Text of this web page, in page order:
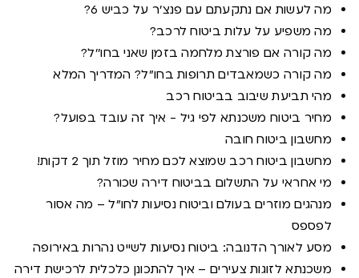
מה לעשות אם נתקעתם עם פנצ'ר על כביש 6?
מה משפיע על עלות ביטוח לרכב?
מה קורה אם פורצת מלחמה בזמן שאני בחו''ל?
מה קורה כשמאבדים תרופות בחו״ל? המדריך המלא
מהי תביעת שיבוב בביטוח רכב
מחיר ביטוח משכנתא לפי גיל - איך זה עובד בפועל?
מחשבון ביטוח חובה
מחשבון ביטוח רכב שמוצא לכם מחיר מוזל תוך 2 דקות!
מי אחראי על התשלום בביטוח דירה שכורה?
מנהגים מוזרים בעולם וביטוח נסיעות לחו"ל – מה אסור
לפספס
מסע לאורך הדנובה: ביטוח נסיעות לשייט נהרות באירופה
משכנתא לזוגות צעירים – איך להתכונן כלכלית לרכישת דירה